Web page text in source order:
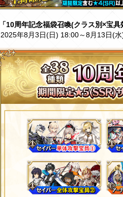
「10周年記念福袋召喚(クラス別×宝
2025年8月3日(日) 18:00～8月13日(